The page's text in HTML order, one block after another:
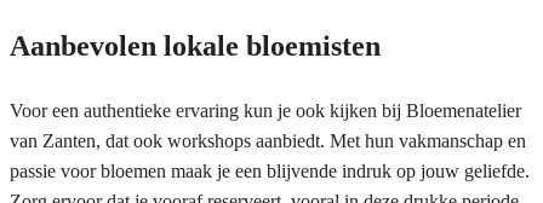
Aanbevolen lokale bloemisten
Voor een authentieke ervaring kun je ook kijken bij Bloemenatelier
van Zanten, dat ook workshops aanbiedt. Met hun vakmanschap en
passie voor bloemen maak je een blijvende indruk op jouw geliefde.